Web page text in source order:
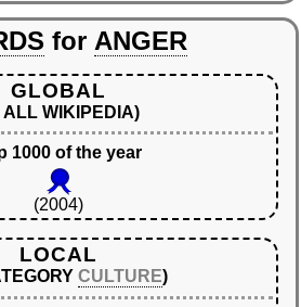
for ANGER
GLOBAL
ALL WIKIPEDIA)
1000 of the year
(2004)
LOCAL
CULTURE)